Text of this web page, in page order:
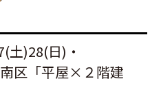
土)28(日)・
区「平屋×２階建